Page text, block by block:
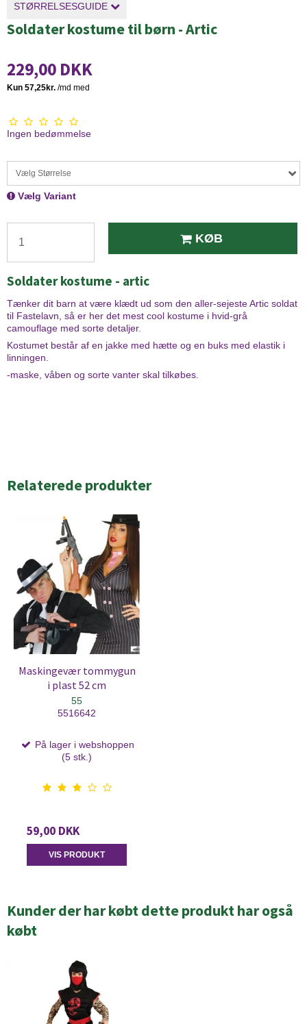
STØRRELSESGUIDE
Soldater kostume til børn - Artic
229,00 DKK
Ingen bedømmelse
Vælg Størrelse
Vælg Variant
KØB
Soldater kostume - artic
Tænker dit barn at være klædt ud som den aller-sejeste Artic soldat
til Fastelavn, så er her det mest cool kostume i hvid-grå
camouflage med sorte detaljer.
Kostumet består af en jakke med hætte og en buks med elastik i
linningen.
-maske, våben og sorte vanter skal tilkøbes.
Relaterede produkter
Maskingevær tommygun
i plast 52 cm
55
5516642
På lager i webshoppen
(5 stk.)
59,00 DKK
VIS PRODUKT
Kunder der har købt dette produkt har også
købt